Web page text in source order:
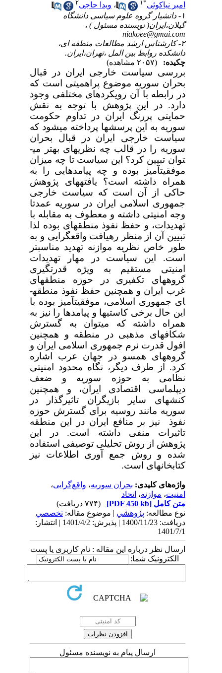
امیر نیاکوئی ۱ ،ویدا حاجی
۱- دانشیار گروه علوم سیاسی دانشگاه
گیلان،ایران( نویسنده مسئول ) ،
niakoee@gmai.com
۲- کارشناس ارشد مطالعات منطقه ای،
دانشکده روابط بین المل ،تهران،ایران.
چکیده:
بررسی سیاست خارجی ایران در قبال
بحران سوریه موضوع پراهمیتی است که
در رابطه با آن رویکردهای مختلفی وجود
دارد. در این پژوهش با توجه به نقش
حمایتی پررنگ ایران در تداوم حکومت
سوریه به این پرسشها پرداخته می­شود که
سیاست خارجی ایران در قبال بحران
سوریه را در قالب چه نظریه­ای بهتر می­
توان تبیین کرد؟ این سیاست تا چه میزان
موفقیتآمیز بوده و چه پیامدهایی را به
همراه داشته است؟ یافته­های پژوهش
حاکی از آن است که سیاست خارجی
جمهوری اسلامی ایران در سوریه عمدتا
وجه امنیتی داشته و معطوف به مقابله با
تهدیدات، و حفظ نفوذ منطقه­ای بوده لذا
تبیین آن از منظر رهیافت واقع­گرایی و به
طور خاص نظریه موازنه تهدید مناسب­تر
است. این سیاست در مهار تهدیدات
امنیتی مستقیم به ویژه قدرت­گیری
گروههای تکفیری در حوزه منطقه­ای
غرب ایران و همچنین حفظ نفوذ منطقه­
ای جمهوری اسلامی، موفقیت­آمیز بوده با
این حال برخی کاستی­ها و پیامدها را نیز به
همراه داشته که می­توان به گسترش
شکافهای مذهبی در منطقه و همچنین
افول قدرت نرم جمهوری اسلامی ایران و
گروههای همسو در جهان عرب اشاره
کرد. از طرف دیگر، نگاه محدود امنیتی
نظامی به حوزه سوریه و ضعف
دیپلماسی اقتصادی ایران، و همچنین
کنشهای سایر بازیگران تاثیرگذار در
سوریه مانند روسیه برای گسترش حوزه
نفوذ نیز بر منافعایراندر این منطقه
تاثیرات منفی داشته است.در این
پژوهش از روش تحلیلی توصیفی استفاده
شده و روش جمع آوری اطلاعات نیز
کتابخانه­ای است.
واژه‌های کلیدی:بحران سوریه،واقع‌گرایی،
امنیت،موازنه،اتحاد
متن کامل[PDF 450 kb]
نوع مطالعه:پژوهشي| موضوع مقاله:تخصصي
دریافت: 1400/11/23 | پذیرش: 1401/4/2 | انتشار:
1401/7/1
ارسال نظر درباره این مقاله : نام کاربری یا پست
الکترونیک شما:
ارسال پیام به نویسنده مسئول